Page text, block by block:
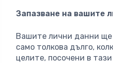
Запазване на вашите
Вашите лични данни ще
само толкова дълго,
целите, посочени в